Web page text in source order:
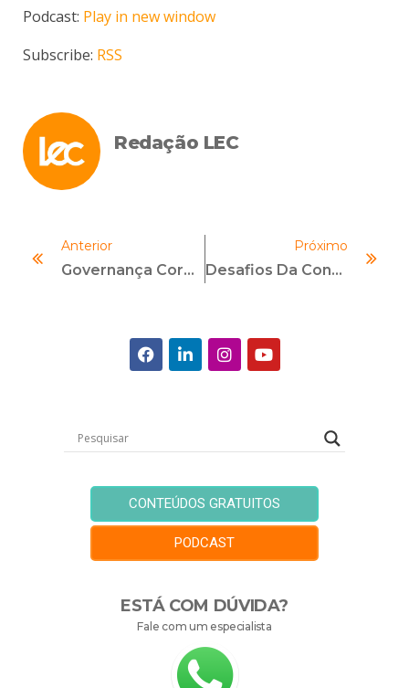
áudio
Podcast: Play in new window
Subscribe: RSS
Redação LEC
Anterior
Governança Corporativa, Compliance E Alta Administração: Reflexões A Partir Das Normas ISO 37000 E 37301
Próximo
Desafios Da Conformidade No Trabalho Remoto
CONTEÚDOS GRATUITOS
PODCAST
ESTÁ COM DÚVIDA?
Fale com um especialista